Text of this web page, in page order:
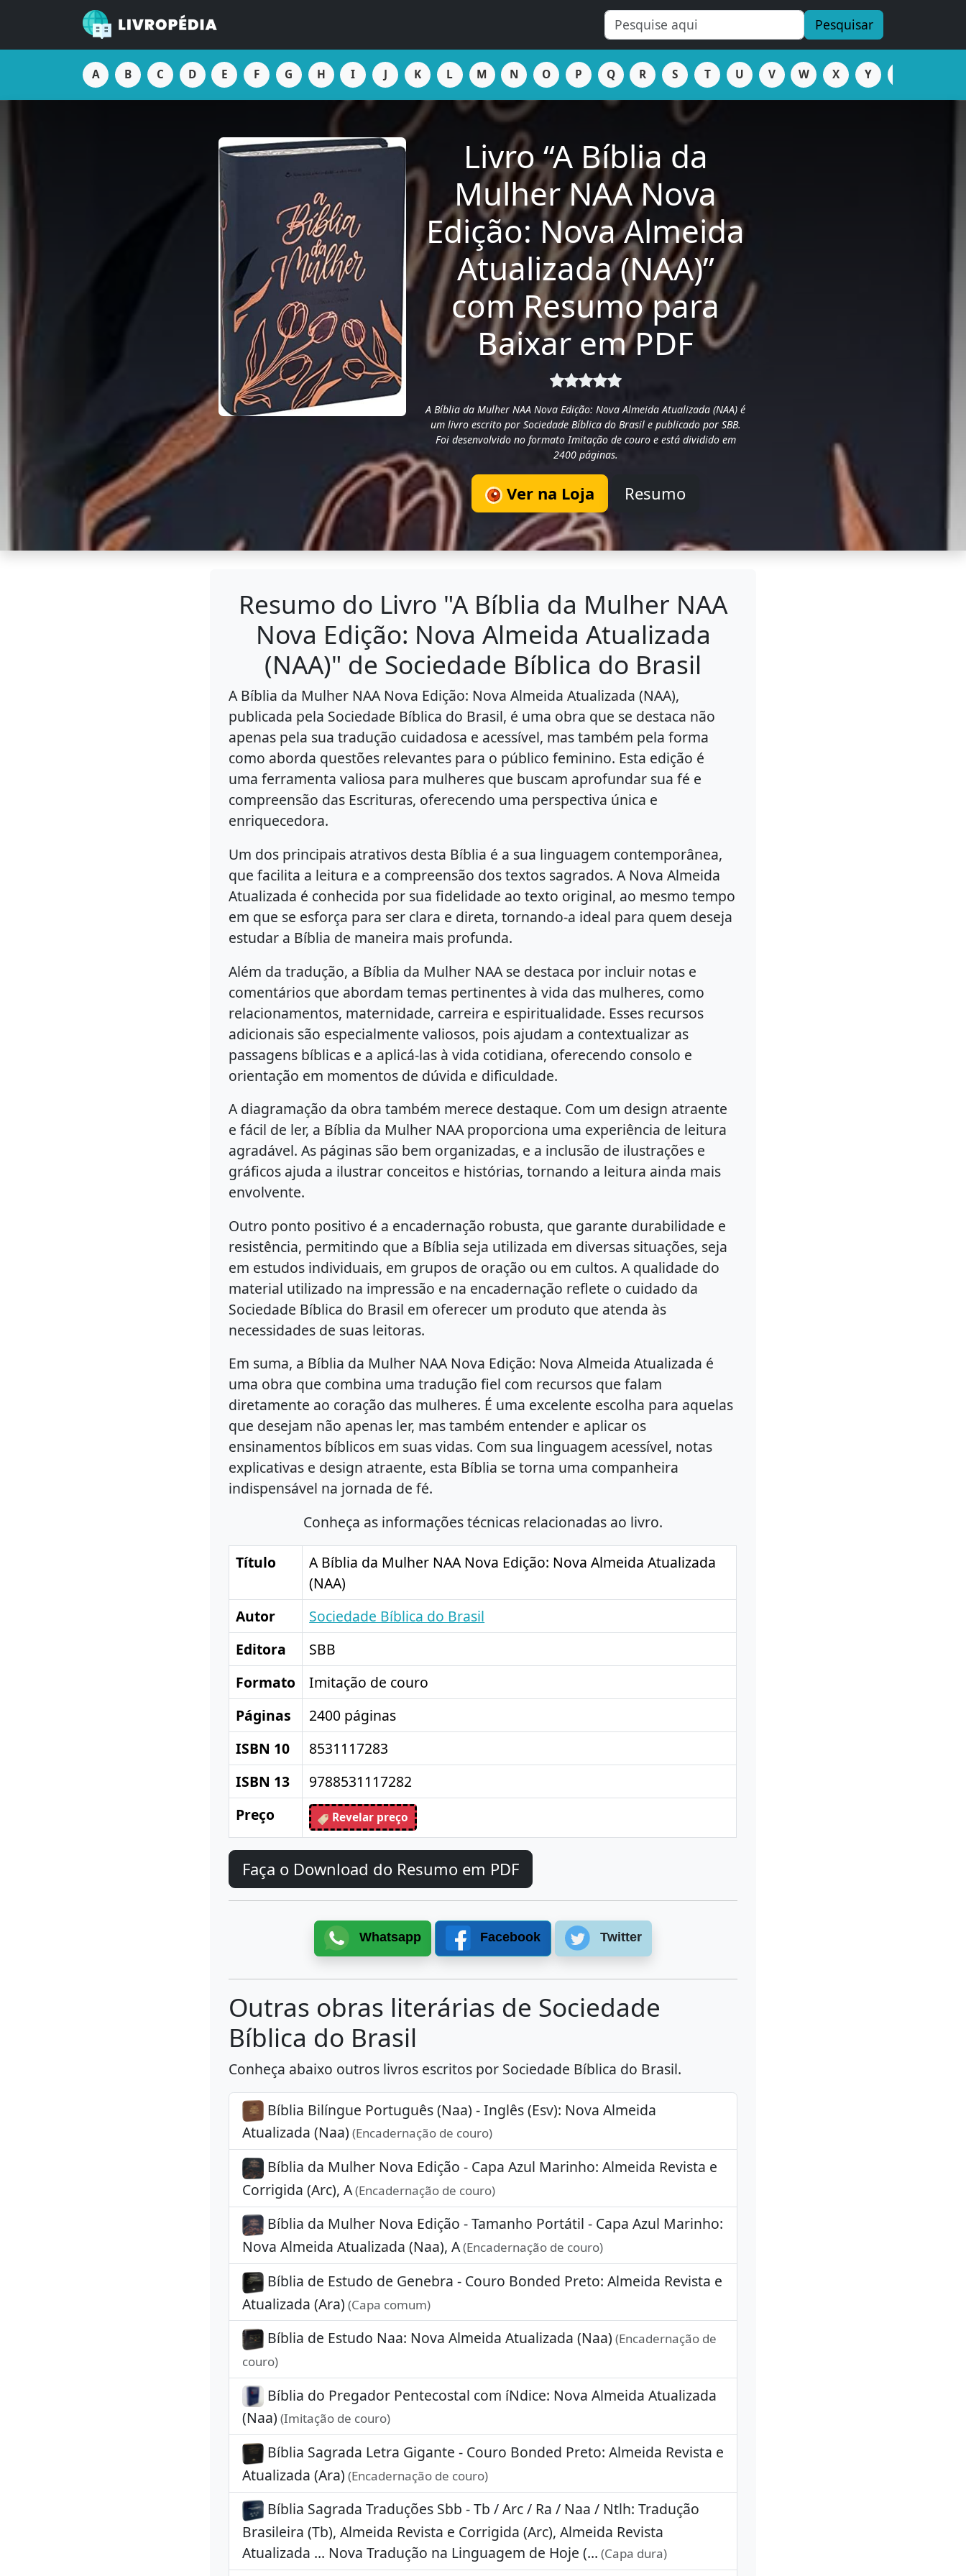
Pesquisar
A B C D E F G H I J K L M N O P Q R S T U V W X Y
Livro “A Bíblia da
Mulher NAA Nova
Edição: Nova Almeida
Atualizada (NAA)”
com Resumo para
Baixar em PDF
A Bíblia da Mulher NAA Nova Edição: Nova Almeida Atualizada (NAA) é
um livro escrito por Sociedade Bíblica do Brasil e publicado por SBB.
Foi desenvolvido no formato Imitação de couro e está dividido em
2400 páginas.
Ver na Loja Resumo
Resumo do Livro "A Bíblia da Mulher NAA
Nova Edição: Nova Almeida Atualizada
(NAA)" de Sociedade Bíblica do Brasil
A Bíblia da Mulher NAA Nova Edição: Nova Almeida Atualizada (NAA),
publicada pela Sociedade Bíblica do Brasil, é uma obra que se destaca não
apenas pela sua tradução cuidadosa e acessível, mas também pela forma
como aborda questões relevantes para o público feminino. Esta edição é
uma ferramenta valiosa para mulheres que buscam aprofundar sua fé e
compreensão das Escrituras, oferecendo uma perspectiva única e
enriquecedora.
Um dos principais atrativos desta Bíblia é a sua linguagem contemporânea,
que facilita a leitura e a compreensão dos textos sagrados. A Nova Almeida
Atualizada é conhecida por sua fidelidade ao texto original, ao mesmo tempo
em que se esforça para ser clara e direta, tornando-a ideal para quem deseja
estudar a Bíblia de maneira mais profunda.
Além da tradução, a Bíblia da Mulher NAA se destaca por incluir notas e
comentários que abordam temas pertinentes à vida das mulheres, como
relacionamentos, maternidade, carreira e espiritualidade. Esses recursos
adicionais são especialmente valiosos, pois ajudam a contextualizar as
passagens bíblicas e a aplicá-las à vida cotidiana, oferecendo consolo e
orientação em momentos de dúvida e dificuldade.
A diagramação da obra também merece destaque. Com um design atraente
e fácil de ler, a Bíblia da Mulher NAA proporciona uma experiência de leitura
agradável. As páginas são bem organizadas, e a inclusão de ilustrações e
gráficos ajuda a ilustrar conceitos e histórias, tornando a leitura ainda mais
envolvente.
Outro ponto positivo é a encadernação robusta, que garante durabilidade e
resistência, permitindo que a Bíblia seja utilizada em diversas situações, seja
em estudos individuais, em grupos de oração ou em cultos. A qualidade do
material utilizado na impressão e na encadernação reflete o cuidado da
Sociedade Bíblica do Brasil em oferecer um produto que atenda às
necessidades de suas leitoras.
Em suma, a Bíblia da Mulher NAA Nova Edição: Nova Almeida Atualizada é
uma obra que combina uma tradução fiel com recursos que falam
diretamente ao coração das mulheres. É uma excelente escolha para aquelas
que desejam não apenas ler, mas também entender e aplicar os
ensinamentos bíblicos em suas vidas. Com sua linguagem acessível, notas
explicativas e design atraente, esta Bíblia se torna uma companheira
indispensável na jornada de fé.
Conheça as informações técnicas relacionadas ao livro.
Título
A Bíblia da Mulher NAA Nova Edição: Nova Almeida Atualizada
(NAA)
Autor
Sociedade Bíblica do Brasil
Editora
SBB
Formato
Imitação de couro
Páginas
2400 páginas
ISBN 10
8531117283
ISBN 13
9788531117282
Preço
Revelar preço
Faça o Download do Resumo em PDF
Whatsapp Facebook Twitter
Outras obras literárias de Sociedade
Bíblica do Brasil
Conheça abaixo outros livros escritos por Sociedade Bíblica do Brasil.
Bíblia Bilíngue Português (Naa) - Inglês (Esv): Nova Almeida
Atualizada (Naa) (Encadernação de couro)
Bíblia da Mulher Nova Edição - Capa Azul Marinho: Almeida Revista e
Corrigida (Arc), A(Encadernação de couro)
Bíblia da Mulher Nova Edição - Tamanho Portátil - Capa Azul Marinho:
Nova Almeida Atualizada (Naa), A(Encadernação de couro)
Bíblia de Estudo de Genebra - Couro Bonded Preto: Almeida Revista e
Atualizada (Ara) (Capa comum)
Bíblia de Estudo Naa: Nova Almeida Atualizada (Naa) (Encadernação de
couro)
Bíblia do Pregador Pentecostal com íNdice: Nova Almeida Atualizada
(Naa) (Imitação de couro)
Bíblia Sagrada Letra Gigante - Couro Bonded Preto: Almeida Revista e
Atualizada (Ara) (Encadernação de couro)
Bíblia Sagrada Traduções Sbb - Tb / Arc / Ra / Naa / Ntlh: Tradução
Brasileira (Tb), Almeida Revista e Corrigida (Arc), Almeida Revista
Atualizada ... Nova Tradução na Linguagem de Hoje (... (Capa dura)